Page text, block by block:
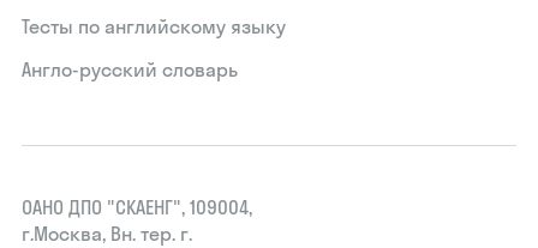
Тесты по английскому языку
Англо-русский словарь
ОАНО ДПО "СКАЕНГ", 109004,
г.Москва, Вн. тер. г.